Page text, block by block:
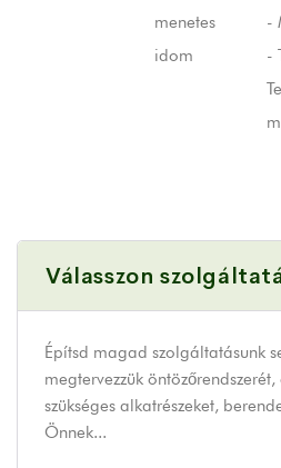
menetes
idom
-
-
Válasszon
Építsd magad szolgáltatásunk
megtervezzük
szükséges alkatrészeket,
Önnek...